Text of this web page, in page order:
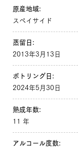
原産地域:
スペイサイド
蒸留日:
2013年3月13日
ボトリング日:
2024年5月30日
熟成年数:
11 年
アルコール度数: